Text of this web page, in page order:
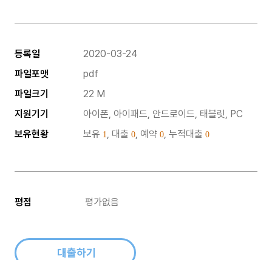
등록일
2020-03-24
파일포맷
pdf
파일크기
22 M
지원기기
아이폰, 아이패드, 안드로이드, 태블릿, PC
보유현황
보유 1 , 대출 0 , 예약 0 , 누적대출 0
평점 평가없음
대출하기